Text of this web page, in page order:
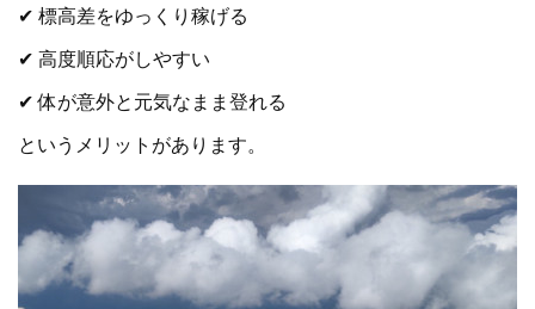
✔ 標高差をゆっくり稼げる
✔ 高度順応がしやすい
✔ 体が意外と元気なまま登れる
というメリットがあります。